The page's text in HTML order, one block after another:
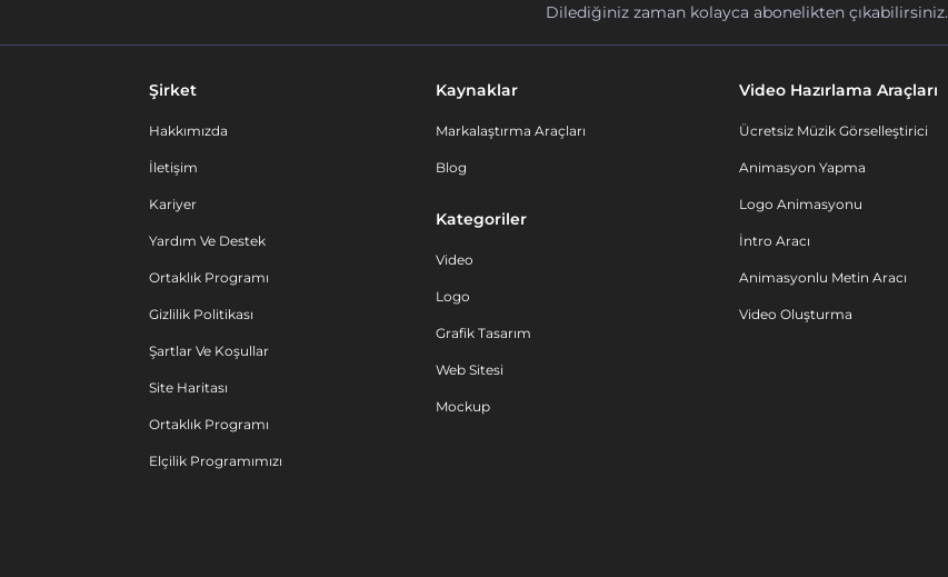
Dilediğiniz zaman kolayca abonelikten çıkabilirsiniz.
Şirket
Hakkımızda
İletişim
Kariyer
Yardım Ve Destek
Ortaklık Programı
Gizlilik Politikası
Şartlar Ve Koşullar
Site Haritası
Ortaklık Programı
Elçilik Programımızı
Kaynaklar
Markalaştırma Araçları
Blog
Kategoriler
Video
Logo
Grafik Tasarım
Web Sitesi
Mockup
Video Hazırlama Araçları
Ücretsiz Müzik Görselleştirici
Animasyon Yapma
Logo Animasyonu
İntro Aracı
Animasyonlu Metin Aracı
Video Oluşturma